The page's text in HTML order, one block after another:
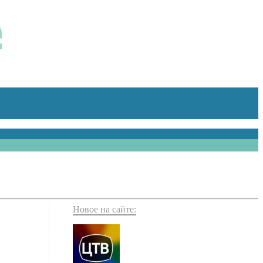
Новое на сайте: